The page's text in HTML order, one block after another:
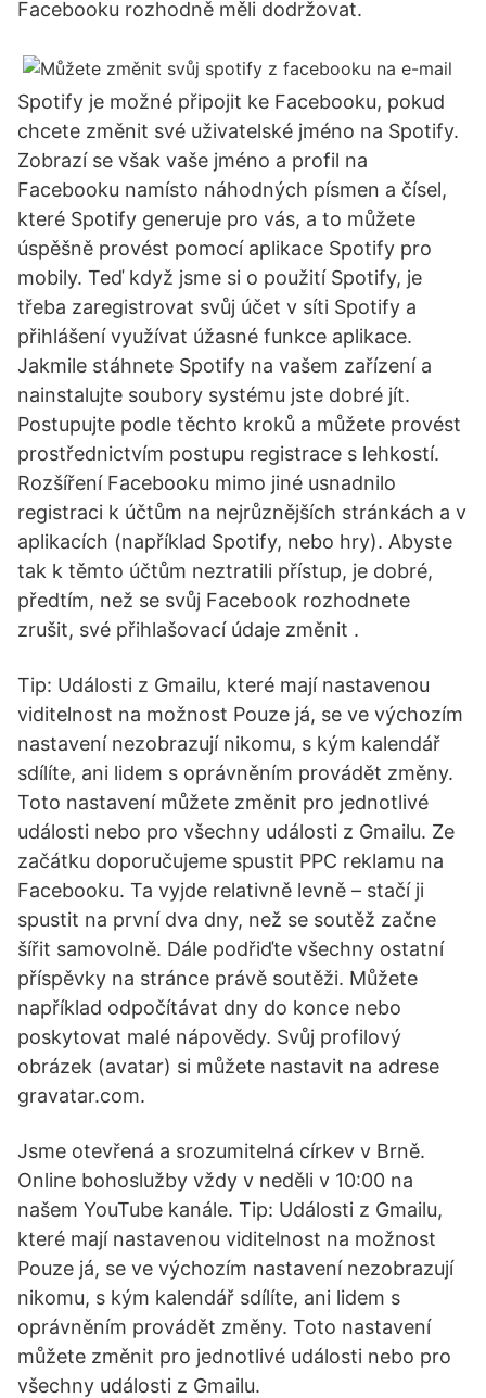
Facebooku rozhodně měli dodržovat.
Spotify je možné připojit ke Facebooku, pokud
chcete změnit své uživatelské jméno na Spotify.
Zobrazí se však vaše jméno a profil na
Facebooku namísto náhodných písmen a čísel,
které Spotify generuje pro vás, a to můžete
úspěšně provést pomocí aplikace Spotify pro
mobily. Teď když jsme si o použití Spotify, je
třeba zaregistrovat svůj účet v síti Spotify a
přihlášení využívat úžasné funkce aplikace.
Jakmile stáhnete Spotify na vašem zařízení a
nainstalujte soubory systému jste dobré jít.
Postupujte podle těchto kroků a můžete provést
prostřednictvím postupu registrace s lehkostí.
Rozšíření Facebooku mimo jiné usnadnilo
registraci k účtům na nejrůznějších stránkách a v
aplikacích (například Spotify, nebo hry). Abyste
tak k těmto účtům neztratili přístup, je dobré,
předtím, než se svůj Facebook rozhodnete
zrušit, své přihlašovací údaje změnit .
Tip: Události z Gmailu, které mají nastavenou
viditelnost na možnost Pouze já, se ve výchozím
nastavení nezobrazují nikomu, s kým kalendář
sdílíte, ani lidem s oprávněním provádět změny.
Toto nastavení můžete změnit pro jednotlivé
události nebo pro všechny události z Gmailu. Ze
začátku doporučujeme spustit PPC reklamu na
Facebooku. Ta vyjde relativně levně – stačí ji
spustit na první dva dny, než se soutěž začne
šířit samovolně. Dále podřiďte všechny ostatní
příspěvky na stránce právě soutěži. Můžete
například odpočítávat dny do konce nebo
poskytovat malé nápovědy. Svůj profilový
obrázek (avatar) si můžete nastavit na adrese
gravatar.com.
Jsme otevřená a srozumitelná církev v Brně.
Online bohoslužby vždy v neděli v 10:00 na
našem YouTube kanále. Tip: Události z Gmailu,
které mají nastavenou viditelnost na možnost
Pouze já, se ve výchozím nastavení nezobrazují
nikomu, s kým kalendář sdílíte, ani lidem s
oprávněním provádět změny. Toto nastavení
můžete změnit pro jednotlivé události nebo pro
všechny události z Gmailu.